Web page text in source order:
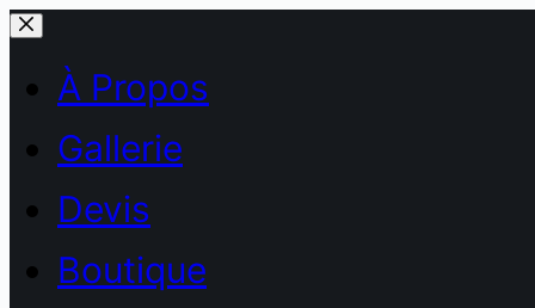
Passer
contenuÀ Propos
Gallerie
Devis
Boutique